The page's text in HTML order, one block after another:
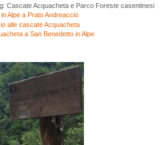
Cascate Acquacheta e Parco Foreste casentinesi
Alpe a Prato Andreaccio
alle cascate Acquacheta
a San Benedetto in Alpe